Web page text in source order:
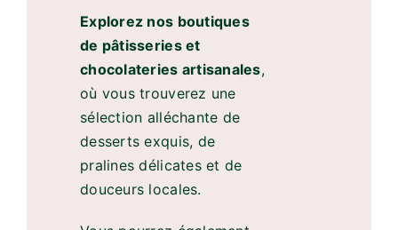
Explorez nos boutiques
de pâtisseries et
chocolateries artisanales,
où vous trouverez une
sélection alléchante de
desserts exquis, de
pralines délicates et de
douceurs locales.